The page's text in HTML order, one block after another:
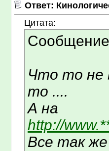
Ответ:
Цитата:
Что то не
то ....
А на
http://
Все так